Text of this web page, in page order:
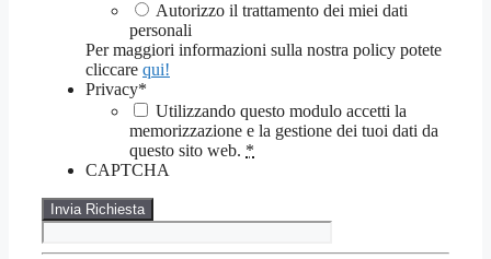
Autorizzo il trattamento dei miei dati
personali
Per maggiori informazioni sulla nostra policy potete
cliccare qui!
Privacy*
Utilizzando questo modulo accetti la
memorizzazione e la gestione dei tuoi dati da
questo sito web. *
CAPTCHA